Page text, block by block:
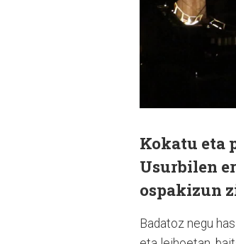
Kokatu eta
Usurbilen
ospakizun
Badatoz negu